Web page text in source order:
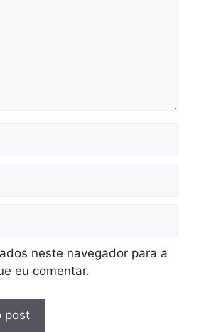
neste navegador para a
eu comentar.